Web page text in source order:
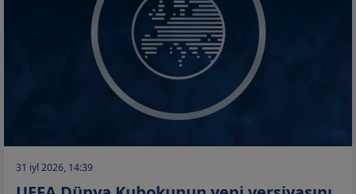
31 iyl 2026, 14:39